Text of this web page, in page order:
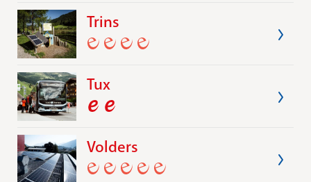
Trins
Tux
Volders